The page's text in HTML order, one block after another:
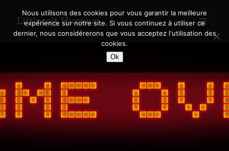
Littlecelt Humeur
open
primary
menu
Sidebar
Nous utilisons des cookies pour vous garantir la meilleure
expérience sur notre site. Si vous continuez à utiliser ce
dernier, nous considérerons que vous acceptez l'utilisation des
cookies.
Ok